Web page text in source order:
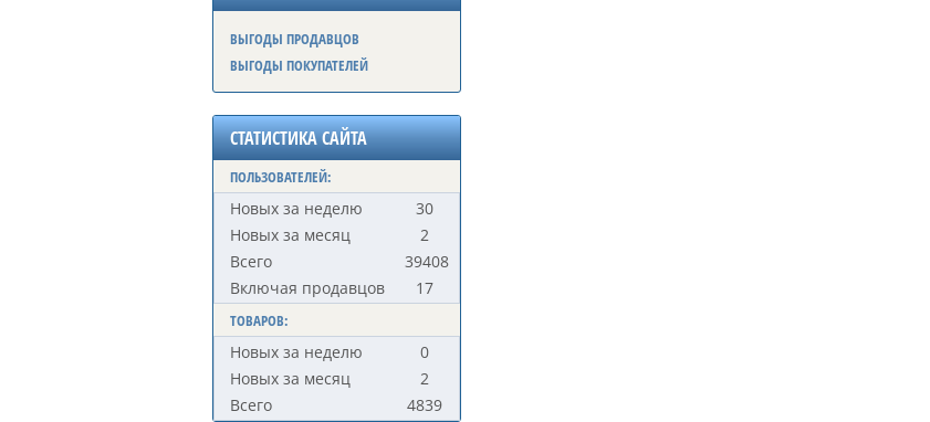
ВЫГОДЫ ПРОДАВЦОВ
ВЫГОДЫ ПОКУПАТЕЛЕЙ
СТАТИСТИКА САЙТА
ПОЛЬЗОВАТЕЛЕЙ:
Новых за неделю
30
Новых за месяц
2
Всего
39408
Включая продавцов
17
ТОВАРОВ:
Новых за неделю
0
Новых за месяц
2
Всего
4839